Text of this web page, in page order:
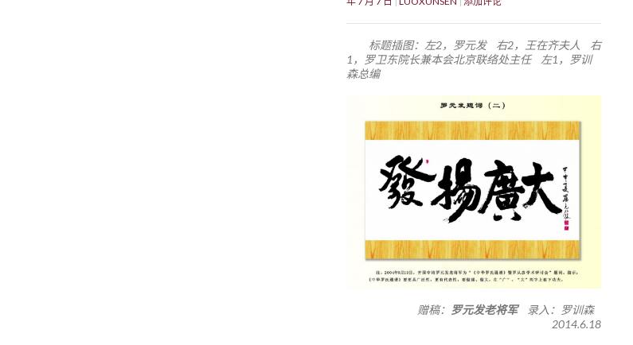
标题插图：左2，罗元发 右2，王在齐夫人 右
1，罗卫东院长兼本会北京联络处主任 左1，罗训
森总编
赠稿： 罗元发老将军录入：罗训森
2014.6.18